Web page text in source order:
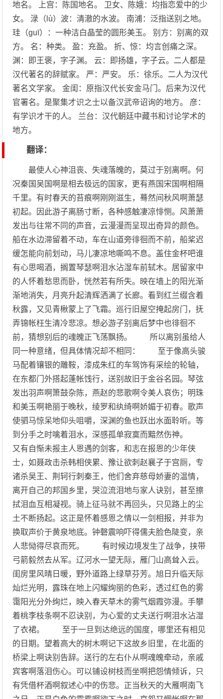
地名。 上宫：陈国地名。 卫女、陈娥：均指恋爱中的少
女。 渌（lù）波：清澈的水波。 南浦：泛指送别之地。
珪（guī）：一种洁白晶莹的圆形美玉。 别方：别离的双
方。 名：种类。 盈：充盈。 折、惊：均言创痛之深。
渊：即王褒，字子渊。 云：即扬雄，字子云。二人都是
汉代著名的辞赋家。 严：严安。 乐：徐乐。二人为汉代
著名文学家。 金闺：原指汉代长安金马门。后来为汉代
官署名。是聚集才识之士以备汉武帝诏询的地方。 彦：
有学识才干的人。 兰台：汉代朝廷中藏书和讨论学术的
地方。
翻译：
最使人心神沮丧、失魂落魄的，莫过于别离啊。何
况秦国吴国啊是相去极远的国家，更有燕国宋国啊相隔
千里。有时春天的苔痕啊刚刚滋生，蓦然间秋风啊萧瑟
初起。因此游子离肠寸断，各种感触凄凉悱恻。风萧萧
发出与往常不同的声音，云漫漫而呈现出奇异的颜色。
船在水边滞留着不动，车在山道旁徘徊而不前，船桨迟
缓怎能向前划动，马儿凄凉地嘶鸣不息。盖住金杯吧谁
有心思喝酒，搁置琴瑟啊泪水沾湿车前轼木。居留家中
的人怀着愁思而卧，恍然若有所失。映在墙上的阳光渐
渐地消失，月亮升起清辉洒满了长廊。看到红兰缀含着
秋露，又见青楸蒙上了飞霜。巡行旧屋空掩起房门，抚
弄锦帐枉生清冷悲凉。想必游子别离后梦中也徘徊不
前，猜想别后的魂魄正飞荡飘扬。 所以离别虽给人
同一种意绪，但具体情况却不相同： 至于像高头骏
马配着镶银的雕鞍，漆成朱红的车驾饰有采绘的轮轴，
在东都门外搭起蓬帐饯行，送别故旧于金谷名园。琴弦
发出羽声啊箫鼓杂陈，燕赵的悲歌啊令美人哀伤；明珠
和美玉啊艳丽于晚秋，绫罗和纨绮啊娇媚于初春。歌声
使驷马惊呆地仰头咀嚼，深渊的鱼也跃出水面聆听。等
到分手之时噙着泪水，深感孤单寂寞而黯然伤神。
又有自惭未报主人恩遇的剑客，和志在报恩的少年侠
士，如聂政击杀韩相侠累、豫让欲刺赵襄子于宫厕，专
诸杀吴王、荆轲行刺秦王，他们舍弃慈母娇妻的温情，
离开自己的邦国乡里，哭泣流泪地与家人诀别，甚至擦
拭泪血互相凝视。骑上征马就不再回头，只见路上的尘
土不断扬起。这正是怀着感恩之情以一剑相报，并非为
换取声价于黄泉地底。钟磬震响吓得儒夫脸色陡变，亲
人悲恸得尽哀而死。 有时候边境发生了战争，挟带
弓箭毅然去从军。辽河水一望无际，雁门山高耸入云。
闺房里风晴日暖，野外道路上绿草芬芳。旭日升临天际
灿烂光明，露珠在地上闪耀绚丽的色彩，透过红色的雾
霭阳光分外绚烂，映入春天草木的雾气烟霞弥漫。手攀
着桃李枝条啊不忍诀别，为心爱的丈夫送行啊泪水沾湿
了衣裙。 至于一旦到达绝远的国度，哪里还有相见
的日期。望着高大的树木啊记下这故乡旧里，在北面的
桥梁上啊诀别告辞。送行的左右仆从啊魂魄牵动，亲戚
宾客啊落泪伤心。可以铺设树枝而坐啊把怨情倾诉，只
有凭借杯酒啊叙述心中的伤悲。正当秋天的大雁啊南飞